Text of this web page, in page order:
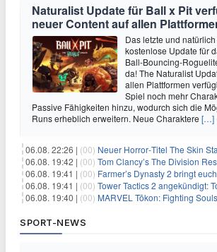
Naturalist Update für Ball x Pit
neuer Content auf allen
Das letzte und
kostenlose Update für
Ball-Bouncing-
da! The Naturalist
allen Plattformen
Spiel noch mehr
Passive Fähigkeiten hinzu, wodurch sich die
Runs erheblich erweitern. Neue Charaktere […]
06.08. 22:26 | (00) Neuer Horror‑Titel The Skin
06.08. 19:42 | (00) Tom Clancy’s The Division Resurgence –
06.08. 19:41 | (00) Farmer’s Dynasty 2 bringt
06.08. 19:41 | (00) Tower Tactics 2 angekündigt: Tower Defense und
06.08. 19:40 | (00) MARVEL Tōkon: Fighting Souls
SPORT-NEWS